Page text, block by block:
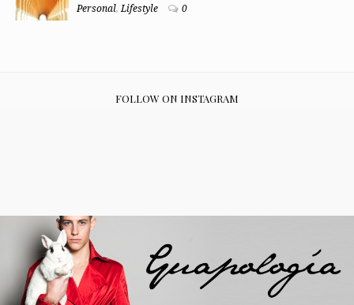
Personal,Lifestyle 0
FOLLOW ON INSTAGRAM